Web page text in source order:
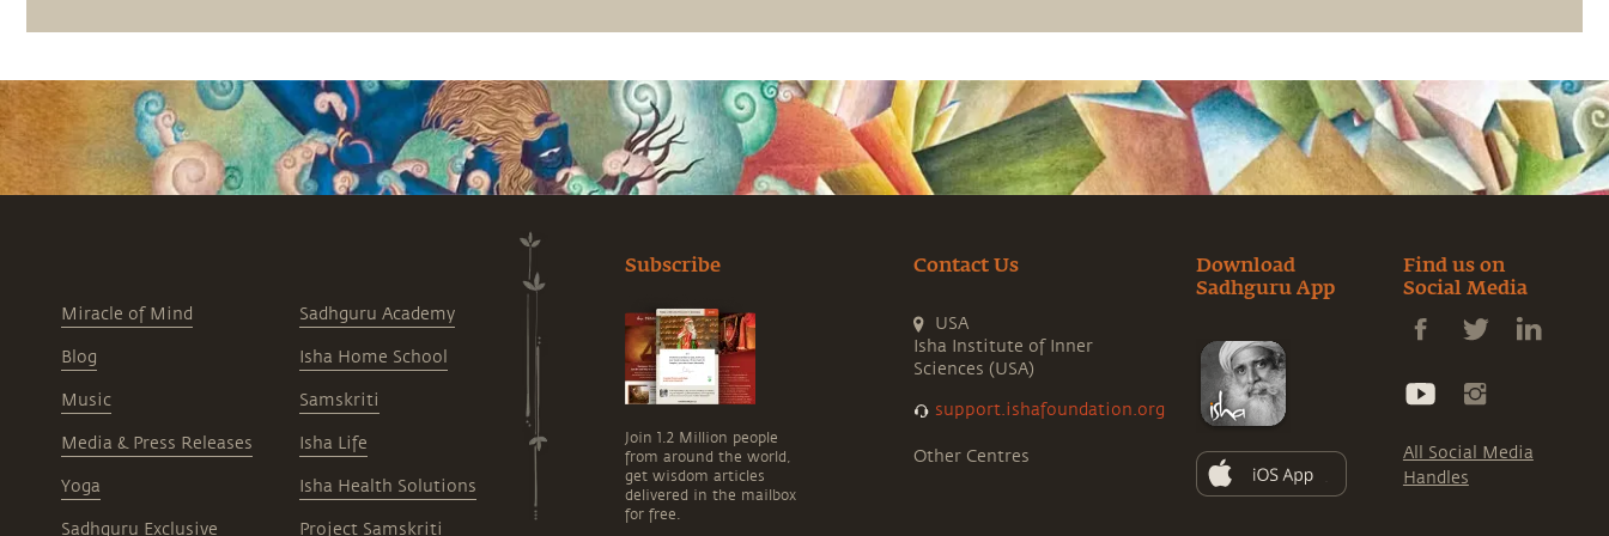
Miracle of Mind
Blog
Music
Media & Press Releases
Yoga
Sadhguru Exclusive
Sadhguru Academy
Isha Home School
Samskriti
Isha Life
Isha Health Solutions
Project Samskriti
Subscribe
Join 1.2 Million people
from around the world,
get wisdom articles
delivered in the mailbox
for free.
Contact Us
USA
Isha Institute of Inner
Sciences (USA)
support.ishafoundation.org
Other Centres
Download
Sadhguru App
Find us on
Social Media
All Social Media
Handles